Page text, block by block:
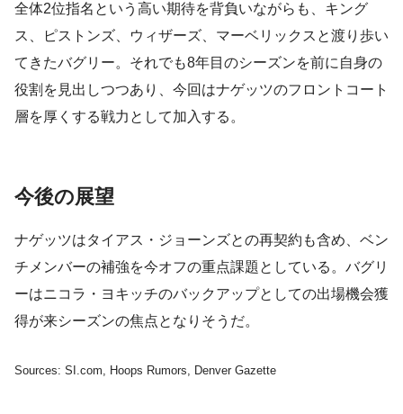
全体2位指名という高い期待を背負いながらも、キング
ス、ピストンズ、ウィザーズ、マーベリックスと渡り歩い
てきたバグリー。それでも8年目のシーズンを前に自身の
役割を見出しつつあり、今回はナゲッツのフロントコート
層を厚くする戦力として加入する。
今後の展望
ナゲッツはタイアス・ジョーンズとの再契約も含め、ベン
チメンバーの補強を今オフの重点課題としている。バグリ
ーはニコラ・ヨキッチのバックアップとしての出場機会獲
得が来シーズンの焦点となりそうだ。
Sources: SI.com, Hoops Rumors, Denver Gazette